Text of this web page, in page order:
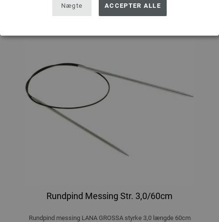
Nægte ACCEPTER ALLE
Rundpind Messing Str. 3,0/60cm
Rundpind messing LANA GROSSA styrke 3,0 længde 60cm